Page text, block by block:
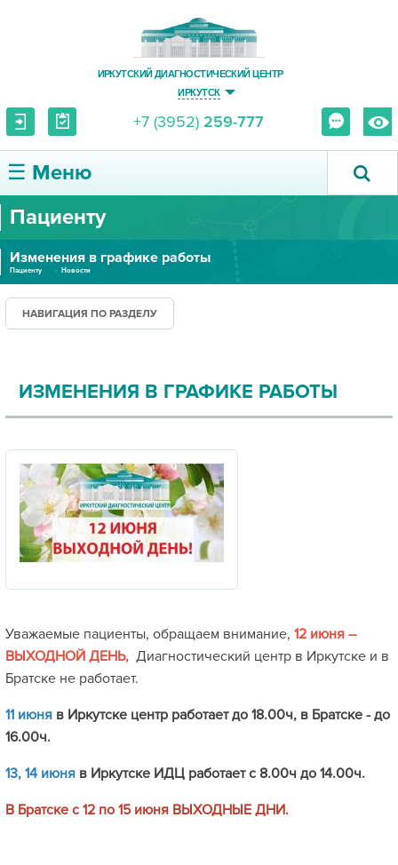
ИРКУТСКИЙ ДИАГНОСТИЧЕСКИЙ ЦЕНТР
ИРКУТСК
+7 (3952) 259-777
☰ Меню
О ЦЕНТРЕ
УСЛУГИ И ЦЕНЫ
ПАЦИЕНТУ
ПРАВОВАЯ ИНФОРМАЦИЯ
Пациенту
Изменения в графике работы
Пациенту Новости
НАВИГАЦИЯ ПО РАЗДЕЛУ
ИЗМЕНЕНИЯ В ГРАФИКЕ РАБОТЫ
Уважаемые пациенты, обращаем внимание, 12 июня –
ВЫХОДНОЙ ДЕНЬ, Диагностический центр в Иркутске и в
Братске не работает.
11 июня в Иркутске центр работает до 18.00ч, в Братске - до
16.00ч.
13, 14 июня в Иркутске ИДЦ работает с 8.00ч до 14.00ч.
В Братске с 12 по 15 июня ВЫХОДНЫЕ ДНИ.